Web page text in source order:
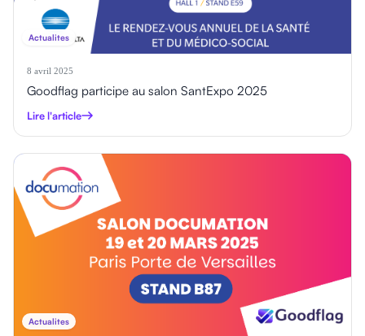
Actualites
8 avril 2025
Goodflag participe au salon SantExpo 2025
Lire l'article
Actualites